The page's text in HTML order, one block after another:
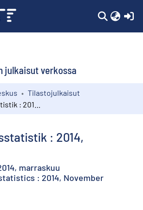
julkaisut verkossa
Tilastojulkaisut
: 2014,
marraskuu
: 2014, November